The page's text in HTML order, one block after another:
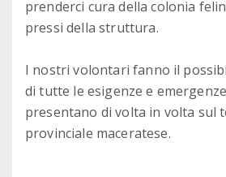
prenderci cura della colonia
pressi della struttura.
I nostri volontari fanno il
di tutte le esigenze e
presentano di volta in volta sul
provinciale maceratese.